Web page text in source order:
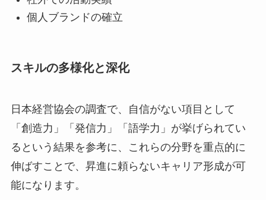
個人ブランドの確立
スキルの多様化と深化
日本経営協会の調査で、自信がない項目として
「創造力」「発信力」「語学力」が挙げられてい
るという結果を参考に、これらの分野を重点的に
伸ばすことで、昇進に頼らないキャリア形成が可
能になります。